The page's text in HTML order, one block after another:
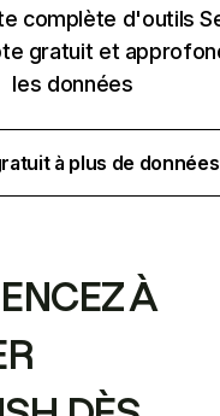
complète d'outils
gratuit et
les données
à plus de données
À